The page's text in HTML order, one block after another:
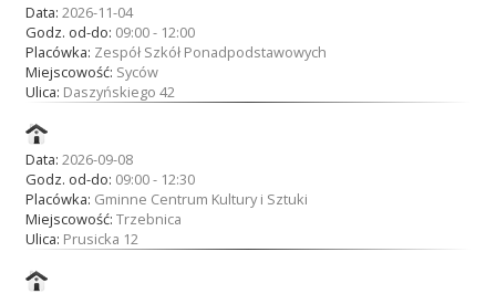
Data: 2026-11-04
Godz. od-do: 09:00 - 12:00
Placówka: Zespół Szkół Ponadpodstawowych
Miejscowość: Syców
Ulica: Daszyńskiego 42
Data: 2026-09-08
Godz. od-do: 09:00 - 12:30
Placówka: Gminne Centrum Kultury i Sztuki
Miejscowość: Trzebnica
Ulica: Prusicka 12